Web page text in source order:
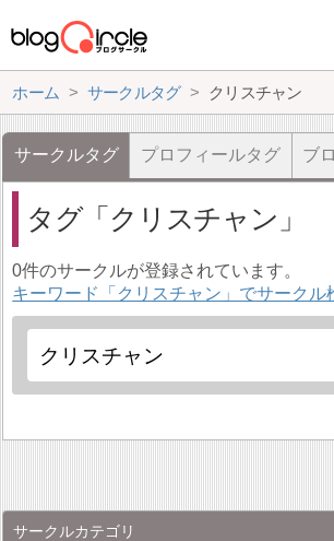
ホーム サークルタグ クリスチャン
サークルタグ プロフィールタグ ブ
タグ クリスチャン
0件のサークルが登録されています。
キーワード「クリスチャン」でサークル
サークルカテゴリ